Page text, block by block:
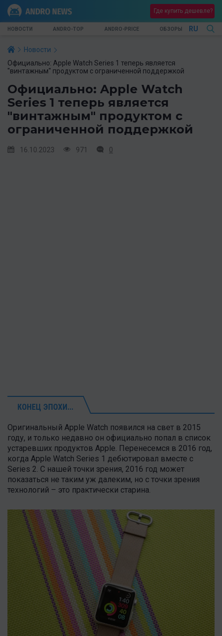
Где купить дешевле?
НОВОСТИ ANDRO-TOP ANDRO-PRICE ОБЗОРЫ RU
Новости
Официально: Apple Watch Series 1 теперь является
"винтажным" продуктом с ограниченной поддержкой
Официально: Apple Watch
Series 1 теперь является
"винтажным" продуктом с
ограниченной поддержкой
16.10.2023 971 0
КОНЕЦ ЭПОХИ...
Оригинальный Apple Watch появился на свет в 2015
году, и только недавно он официально попал в список
устаревших продуктов Apple. Перенесемся в 2016 год,
когда Apple Watch Series 1 дебютировал вместе с
Series 2. С нашей точки зрения, 2016 год может
показаться не таким уж далеким, но с точки зрения
технологий – это практически старина.